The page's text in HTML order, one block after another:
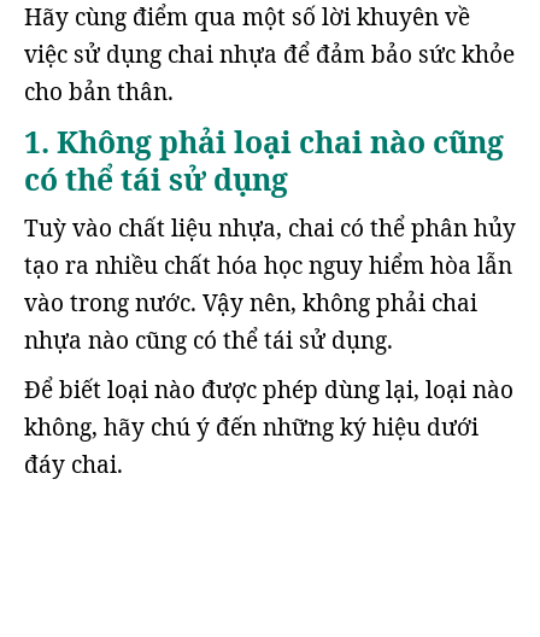
Hãy cùng điểm qua một số lời khuyên về
việc sử dụng chai nhựa để đảm bảo sức khỏe
cho bản thân.
1. Không phải loại chai nào cũng
có thể tái sử dụng
Tuỳ vào chất liệu nhựa, chai có thể phân hủy
tạo ra nhiều chất hóa học nguy hiểm hòa lẫn
vào trong nước. Vậy nên, không phải chai
nhựa nào cũng có thể tái sử dụng.
Để biết loại nào được phép dùng lại, loại nào
không, hãy chú ý đến những ký hiệu dưới
đáy chai.